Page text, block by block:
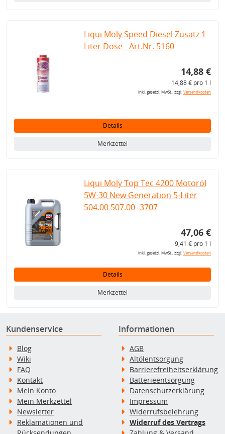
Liqui Moly Speed Diesel Zusatz 1
Liter Dose - Art.Nr. 5160
14,88 €
14,88 € pro 1 l
inkl. gesetzl. MwSt., zzgl.Versandkosten
Details
Merkzettel
Liqui Moly Top Tec 4200 Motoröl
5W-30 New Generation 5-Liter
504.00 507.00 -3707
47,06 €
9,41 € pro 1 l
inkl. gesetzl. MwSt., zzgl.Versandkosten
Details
Merkzettel
Kundenservice
Blog
Wiki
FAQ
Kontakt
Mein Konto
Mein Merkzettel
Newsletter
Reklamationen und
Informationen
AGB
Altölentsorgung
Barrierefreiheitserklärung
Batterieentsorgung
Datenschutzerklärung
Impressum
Widerrufsbelehrung
Widerruf des Vertrags